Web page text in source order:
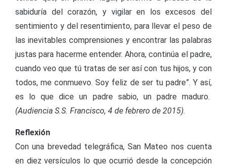
sabiduría del corazón, y vigilar en los excesos del
sentimiento y del resentimiento, para llevar el peso de
las inevitables comprensiones y encontrar las palabras
justas para hacerme entender. Ahora, continúa el padre,
cuando veo que tú tratas de ser así con tus hijos, y con
todos, me conmuevo. Soy feliz de ser tu padre”. Y así,
es lo que dice un padre sabio, un padre maduro.
(Audiencia S.S. Francisco, 4 de febrero de 2015).
Reflexión
Con una brevedad telegráfica, San Mateo nos cuenta
en diez versículos lo que ocurrió desde la concepción